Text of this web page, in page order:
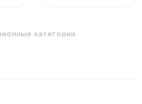
категории